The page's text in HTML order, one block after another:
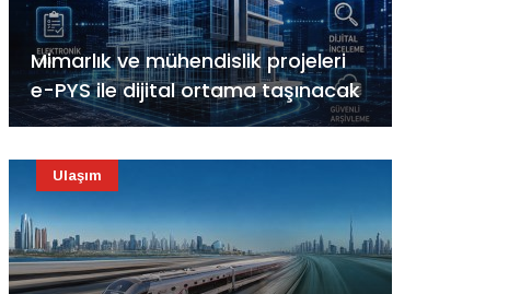
Mimarlık ve mühendislik projeleri
e-PYS ile dijital ortama taşınacak
Ulaşım